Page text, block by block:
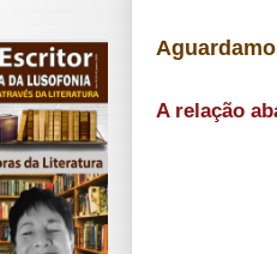
A relação